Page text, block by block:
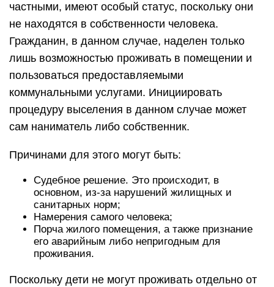
частными, имеют особый статус, поскольку они
не находятся в собственности человека.
Гражданин, в данном случае, наделен только
лишь возможностью проживать в помещении и
пользоваться предоставляемыми
коммунальными услугами. Инициировать
процедуру выселения в данном случае может
сам наниматель либо собственник.
Причинами для этого могут быть:
Судебное решение. Это происходит, в
основном, из-за нарушений жилищных и
санитарных норм;
Намерения самого человека;
Порча жилого помещения, а также признание
его аварийным либо непригодным для
проживания.
Поскольку дети не могут проживать отдельно от